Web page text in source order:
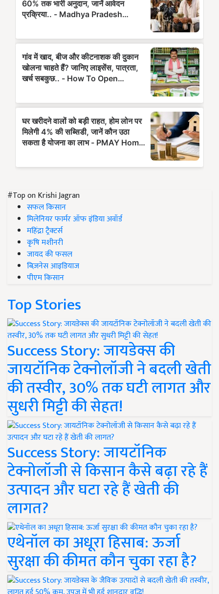
#Top on Krishi Jagran
सफल किसान
मिलेनियर फार्मर ऑफ इंडिया अवॉर्ड
महिंद्रा ट्रैक्टर्स
कृषि मशीनरी
जायद की फसल
बिज़नेस आइडियाज
पीएम किसान
Top Stories
Success Story: जायडेक्स की
जायटॉनिक टेक्नोलॉजी ने बदली खेती
की तस्वीर, 30% तक घटी लागत और
सुधरी मिट्टी की सेहत!
Success Story: जायटॉनिक
टेक्नोलॉजी से किसान कैसे बढ़ा रहे हैं
उत्पादन और घटा रहे हैं खेती की
लागत?
एथेनॉल का अधूरा हिसाब: ऊर्जा
सुरक्षा की कीमत कौन चुका रहा है?